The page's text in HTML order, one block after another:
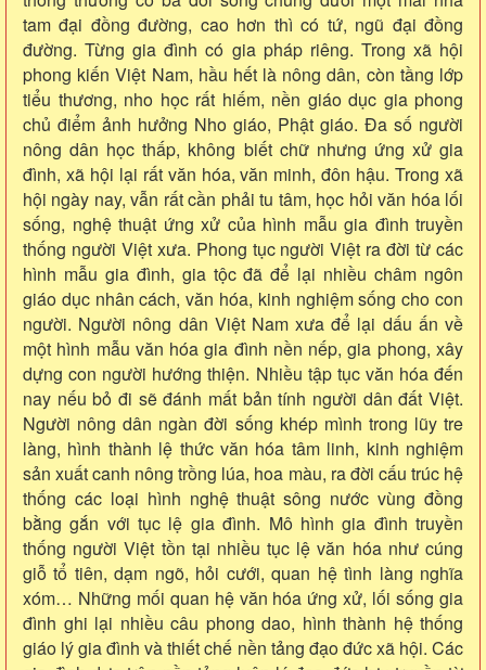
tam đại đồng đường, cao hơn thì có tứ, ngũ đại đồng
đường. Từng gia đình có gia pháp riêng. Trong xã hội
phong kiến Việt Nam, hầu hết là nông dân, còn tầng lớp
tiểu thương, nho học rất hiếm, nền giáo dục gia phong
chủ điểm ảnh hưởng Nho giáo, Phật giáo. Đa số người
nông dân học thấp, không biết chữ nhưng ứng xử gia
đình, xã hội lại rất văn hóa, văn minh, đôn hậu. Trong xã
hội ngày nay, vẫn rất cần phải tu tâm, học hỏi văn hóa lối
sống, nghệ thuật ứng xử của hình mẫu gia đình truyền
thống người Việt xưa. Phong tục người Việt ra đời từ các
hình mẫu gia đình, gia tộc đã để lại nhiều châm ngôn
giáo dục nhân cách, văn hóa, kinh nghiệm sống cho con
người. Người nông dân Việt Nam xưa để lại dấu ấn về
một hình mẫu văn hóa gia đình nền nếp, gia phong, xây
dựng con người hướng thiện. Nhiều tập tục văn hóa đến
nay nếu bỏ đi sẽ đánh mất bản tính người dân đất Việt.
Người nông dân ngàn đời sống khép mình trong lũy tre
làng, hình thành lệ thức văn hóa tâm linh, kinh nghiệm
sản xuất canh nông trồng lúa, hoa màu, ra đời cấu trúc hệ
thống các loại hình nghệ thuật sông nước vùng đồng
bằng gắn với tục lệ gia đình. Mô hình gia đình truyền
thống người Việt tồn tại nhiều tục lệ văn hóa như cúng
giỗ tổ tiên, dạm ngõ, hỏi cưới, quan hệ tình làng nghĩa
xóm… Những mối quan hệ văn hóa ứng xử, lối sống gia
đình ghi lại nhiều câu phong dao, hình thành hệ thống
giáo lý gia đình và thiết chế nền tảng đạo đức xã hội. Các